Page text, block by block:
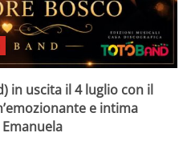
in uscita il 4 luglio con il
e intima